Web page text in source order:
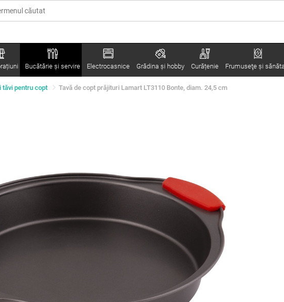
Bucătărie și servire Electrocasnice Grădina şi hobby Curățenie Frumuseţe şi
tăvi pentru copt Tavă de copt prăjituri Lamart LT3110 Bonte, diam. 24,5 cm